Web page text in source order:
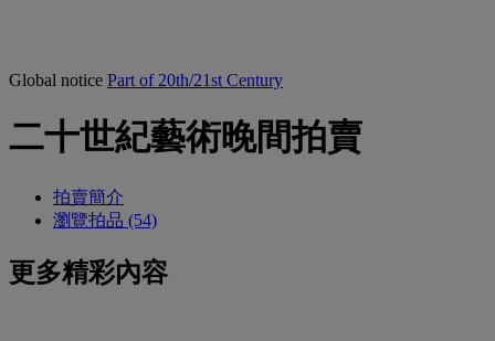
Global notice Part of 20th/21st Century
二十世紀藝術晚間拍賣
拍賣簡介
瀏覽拍品 (54)
更多精彩內容